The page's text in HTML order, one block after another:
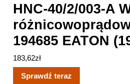
HNC-40/2/003-A
194685 EATON
183,62zł
Sprawdź teraz